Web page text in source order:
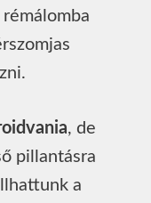
, de
pillantásra
a